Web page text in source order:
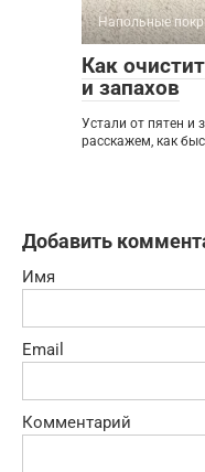
Напольные
Как
и запахов
Устали от пятен и
расскажем, как
Добавить
Имя
Email
Комментарий